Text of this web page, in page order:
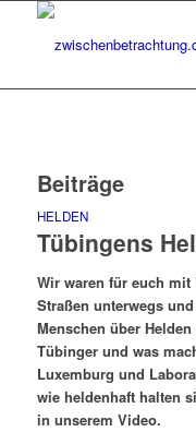
Beiträge
HELDEN
Tübingens
Wir waren für euch
Straßen unterwegs
Menschen über
Tübinger und was
Luxemburg und
wie heldenhaft halten
in unserem Video.